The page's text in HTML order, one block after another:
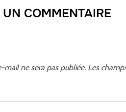
COMMENTAIRE
mail ne sera pas publiée. Les